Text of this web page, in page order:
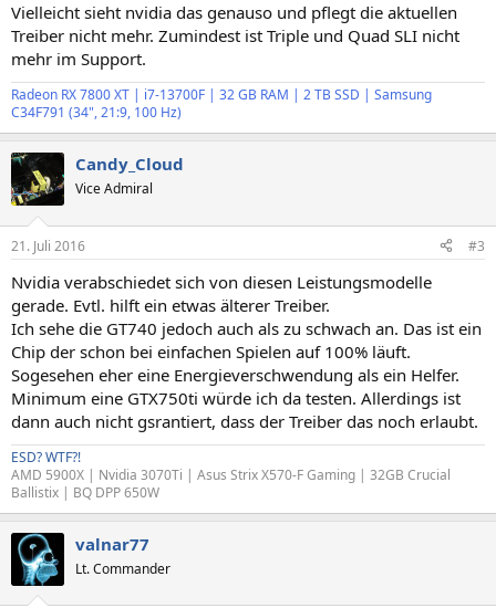
Vielleicht sieht nvidia das genauso und pflegt die aktuellen
Treiber nicht mehr. Zumindest ist Triple und Quad SLI nicht
mehr im Support.
Radeon RX 7800 XT | i7-13700F | 32 GB RAM | 2 TB SSD | Samsung
C34F791 (34", 21:9, 100 Hz)
Candy_Cloud
Vice Admiral
21. Juli 2016 #3
Nvidia verabschiedet sich von diesen Leistungsmodelle
gerade. Evtl. hilft ein etwas älterer Treiber.
Ich sehe die GT740 jedoch auch als zu schwach an. Das ist ein
Chip der schon bei einfachen Spielen auf 100% läuft.
Sogesehen eher eine Energieverschwendung als ein Helfer.
Minimum eine GTX750ti würde ich da testen. Allerdings ist
dann auch nicht gsrantiert, dass der Treiber das noch erlaubt.
ESD? WTF?!
AMD 5900X | Nvidia 3070Ti | Asus Strix X570-F Gaming | 32GB Crucial
Ballistix | BQ DPP 650W
valnar77
Lt. Commander